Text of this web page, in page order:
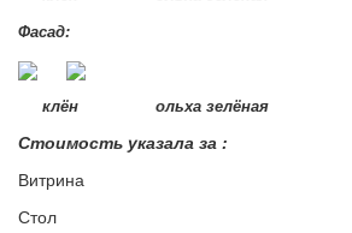
Фасад:
клён ольха зелёная
Стоимость указала за :
Витрина
Стол